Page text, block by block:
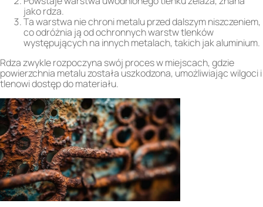
jako rdza.
Ta warstwa nie chroni metalu przed dalszym niszczeniem,
co odróżnia ją od ochronnych warstw tlenków
występujących na innych metalach, takich jak aluminium.
Rdza zwykle rozpoczyna swój proces w miejscach, gdzie
powierzchnia metalu została uszkodzona, umożliwiając wilgoci i
tlenowi dostęp do materiału.